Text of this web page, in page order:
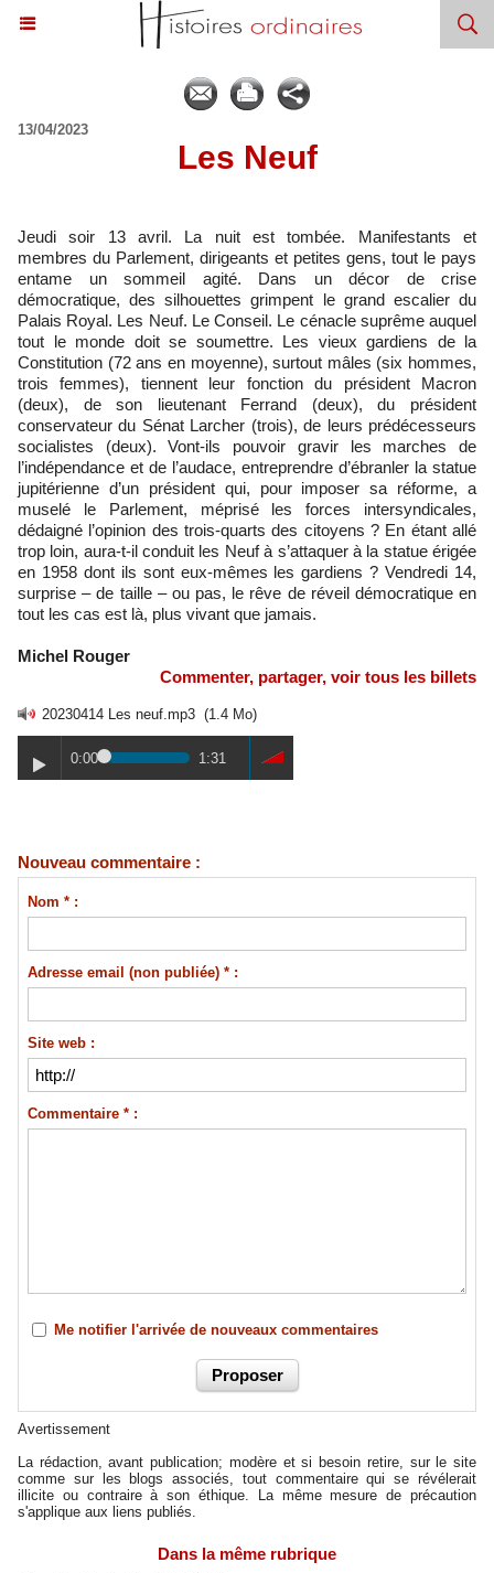
13/04/2023
Les Neuf
Jeudi soir 13 avril. La nuit est tombée. Manifestants et
membres du Parlement, dirigeants et petites gens, tout le pays
entame un sommeil agité. Dans un décor de crise
démocratique, des silhouettes grimpent le grand escalier du
Palais Royal. Les Neuf. Le Conseil. Le cénacle suprême auquel
tout le monde doit se soumettre. Les vieux gardiens de la
Constitution (72 ans en moyenne), surtout mâles (six hommes,
trois femmes), tiennent leur fonction du président Macron
(deux), de son lieutenant Ferrand (deux), du président
conservateur du Sénat Larcher (trois), de leurs prédécesseurs
socialistes (deux). Vont-ils pouvoir gravir les marches de
l’indépendance et de l’audace, entreprendre d’ébranler la statue
jupitérienne d’un président qui, pour imposer sa réforme, a
muselé le Parlement, méprisé les forces intersyndicales,
dédaigné l’opinion des trois-quarts des citoyens ? En étant allé
trop loin, aura-t-il conduit les Neuf à s’attaquer à la statue érigée
en 1958 dont ils sont eux-mêmes les gardiens ? Vendredi 14,
surprise – de taille – ou pas, le rêve de réveil démocratique en
tout les cas est là, plus vivant que jamais.
Michel Rouger
Commenter, partager, voir tous les billets
20230414 Les neuf.mp3 (1.4 Mo)
0:00 1:31
Nouveau commentaire :
Nom * :
Adresse email (non publiée) * :
Site web :
Commentaire * :
Me notifier l'arrivée de nouveaux commentaires
Avertissement
La rédaction, avant publication; modère et si besoin retire, sur le site
comme sur les blogs associés, tout commentaire qui se révélerait
illicite ou contraire à son éthique. La même mesure de précaution
s'applique aux liens publiés.
Dans la même rubrique